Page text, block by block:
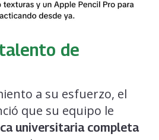
de
a su esfuerzo, el
que su equipo le
universitaria completa